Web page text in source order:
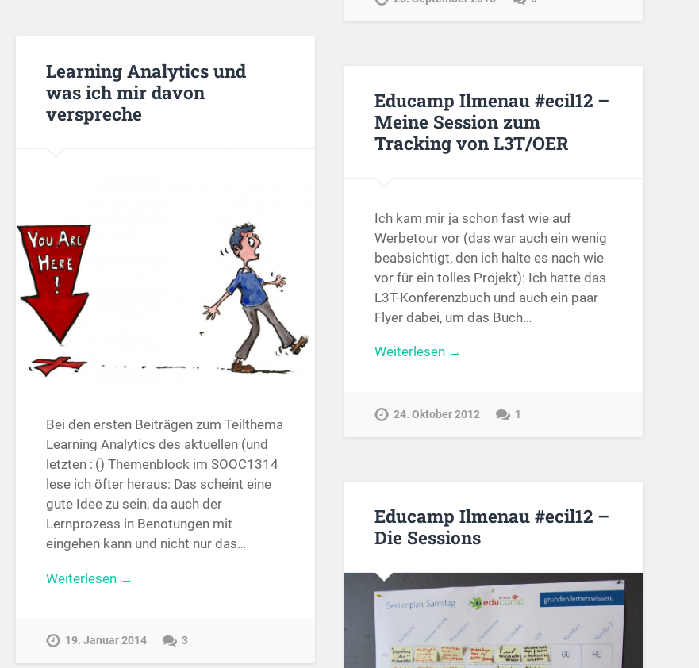
Learning Analytics und
was ich mir davon
verspreche
Bei den ersten Beiträgen zum Teilthema
Learning Analytics des aktuellen (und
letzten :'() Themenblock im SOOC1314
lese ich öfter heraus: Das scheint eine
gute Idee zu sein, da auch der
Lernprozess in Benotungen mit
eingehen kann und nicht nur das…
Weiterlesen →
19. Januar 2014 3
Educamp Ilmenau #ecil12 –
Meine Session zum
Tracking von L3T/OER
Ich kam mir ja schon fast wie auf
Werbetour vor (das war auch ein wenig
beabsichtigt, den ich halte es nach wie
vor für ein tolles Projekt): Ich hatte das
L3T-Konferenzbuch und auch ein paar
Flyer dabei, um das Buch…
Weiterlesen →
24. Oktober 2012 1
Educamp Ilmenau #ecil12 –
Die Sessions